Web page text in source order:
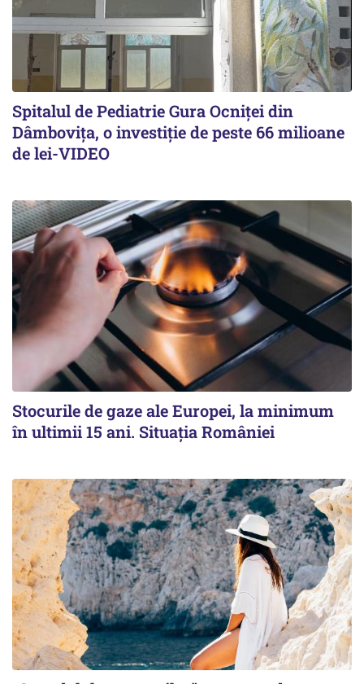
Spitalul de Pediatrie Gura Ocniței din
Dâmbovița, o investiție de peste 66 milioane
de lei-VIDEO
Stocurile de gaze ale Europei, la minimum
în ultimii 15 ani. Situația României